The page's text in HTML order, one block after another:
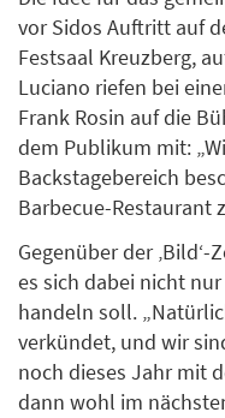
vor Sidos Auftritt auf
Festsaal Kreuzberg,
Luciano riefen bei
Frank Rosin auf die
dem Publikum mit:
Backstagebereich
Barbecue-Restaurant
Gegenüber der
es sich dabei nicht
handeln soll.
verkündet, und wir
noch dieses Jahr mit
dann wohl im